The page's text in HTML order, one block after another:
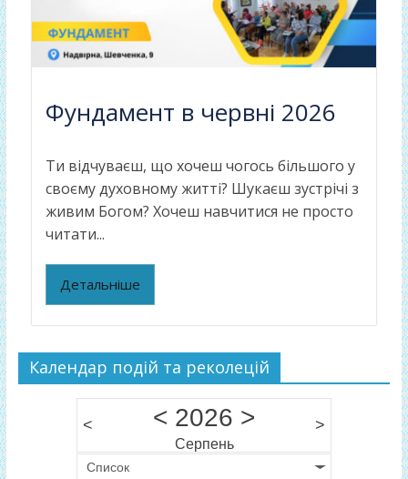
Фундамент в червні 2026
Ти відчуваєш, що хочеш чогось більшого у
своєму духовному житті? Шукаєш зустрічі з
живим Богом? Хочеш навчитися не просто
читати...
Детальніше
Календар подій та реколецій
< < 2026 >
Серпень
>
Список